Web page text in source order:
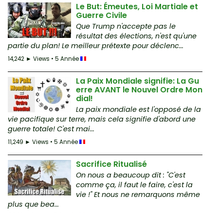
Le But: Émeutes, Loi Martiale et
Guerre Civile
Que Trump n'accepte pas le
résultat des élections, n'est qu'une
partie du plan! Le meilleur prétexte pour déclenc...
14,242 ► Views • 5 Année
La Paix Mondiale signifie: La Gu
erre AVANT le Nouvel Ordre Mon
dial!
La paix mondiale est l'opposé de la
vie pacifique sur terre, mais cela signifie d'abord une
guerre totale! C'est mai...
11,249 ► Views • 5 Année
Sacrifice Ritualisé
On nous a beaucoup dit : "C'est
comme ça, il faut le faire, c'est la
vie !" Et nous ne remarquons même
plus que bea...